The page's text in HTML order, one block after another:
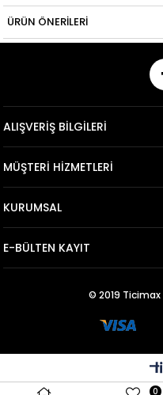
ÜRÜN ÖNERILERI
ALIŞVERİŞ BİLGİLERİ
MÜŞTERİ HİZMETLERİ
KURUMSAL
E-BÜLTEN KAYIT
© 2019 Ticimax
0